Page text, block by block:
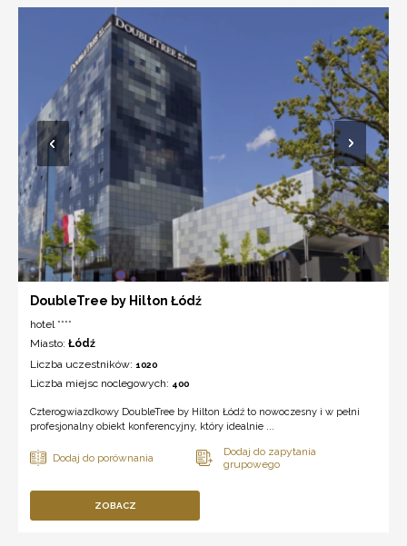
DoubleTree by Hilton Łódź
hotel ****
Miasto: Łódź
Liczba uczestników: 1020
Liczba miejsc noclegowych: 400
Czterogwiazdkowy DoubleTree by Hilton Łódź to nowoczesny i w pełni
profesjonalny obiekt konferencyjny, który idealnie ...
ZOBACZ